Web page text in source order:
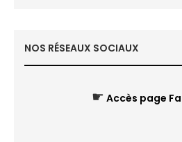
NOS RÉSEAUX SOCIAUX
☛ Accès page